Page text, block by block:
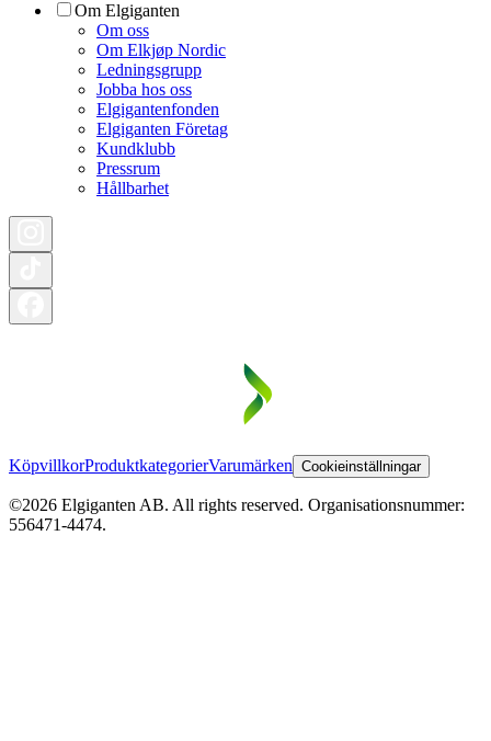
Om Elgiganten
Om oss
Om Elkjøp Nordic
Ledningsgrupp
Jobba hos oss
Elgigantenfonden
Elgiganten Företag
Kundklubb
Pressrum
Hållbarhet
KöpvillkorProduktkategorierVarumärken Cookieinställningar
©2026 Elgiganten AB. All rights reserved. Organisationsnummer:
556471-4474.